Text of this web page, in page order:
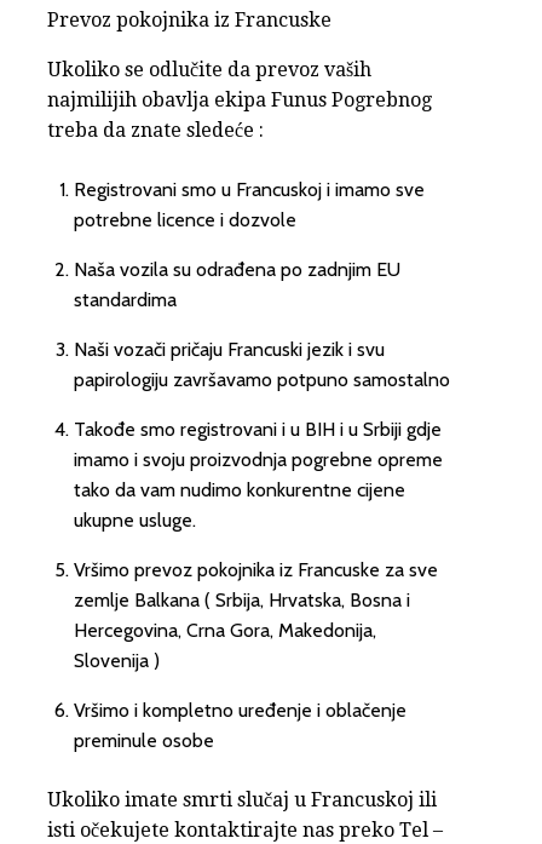
Prevoz pokojnika iz Francuske
Ukoliko se odlučite da prevoz vaših
najmilijih obavlja ekipa Funus Pogrebnog
treba da znate sledeće :
Registrovani smo u Francuskoj i imamo sve
potrebne licence i dozvole
Naša vozila su odrađena po zadnjim EU
standardima
Naši vozači pričaju Francuski jezik i svu
papirologiju završavamo potpuno samostalno
Takođe smo registrovani i u BIH i u Srbiji gdje
imamo i svoju proizvodnja pogrebne opreme
tako da vam nudimo konkurentne cijene
ukupne usluge.
Vršimo prevoz pokojnika iz Francuske za sve
zemlje Balkana ( Srbija, Hrvatska, Bosna i
Hercegovina, Crna Gora, Makedonija,
Slovenija )
Vršimo i kompletno uređenje i oblačenje
preminule osobe
Ukoliko imate smrti slučaj u Francuskoj ili
isti očekujete kontaktirajte nas preko Tel –